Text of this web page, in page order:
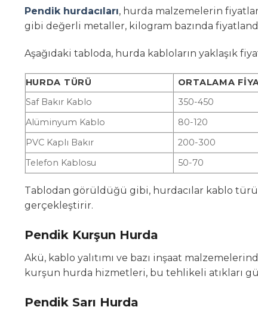
Pendik hurdacıları, hurda malzemelerin
gibi değerli metaller, kilogram bazında
Aşağıdaki tabloda, hurda kabloların yaklaşık
HURDA TÜRÜ ORTALAMA
Saf Bakır Kablo
350-450
Alüminyum Kablo
80-120
PVC Kaplı Bakır
200-300
Telefon Kablosu
50-70
Tablodan görüldüğü gibi, hurdacılar kablo
gerçekleştirir.
Pendik Kurşun Hurda
Akü, kablo yalıtımı ve bazı inşaat
kurşun hurda hizmetleri, bu tehlikeli atıkları
Pendik Sarı Hurda